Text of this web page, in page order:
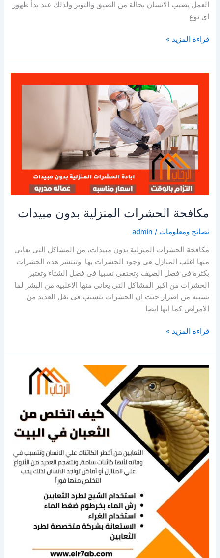
العمل يصيب الانسان بحالة من الضيق والتوتر ولذلك عند بدأ ظهور
اى نوع
القضاء
الحشرات
نهائيا
قراءة المزيد »
مكافحة الحشرات المنزلية بدون مبيدات
نصائح ومعلومات /
admin
مكافحة الحشرات المنزلية بدون مبيدات، من المشاكل التى تعانى
منها اغلب المنازل هى وجود الحشرات بها وتنتشر هذه الحشرات
بكثرة فى فصل الصيف وتختفى نسبيا فى فصل الشتاء وتعتبر
الحشرات من اكبر المشاكل التى يعانى منها الاغلبية من البشر لما
تسببه من اضرار حيث ان الحشرات تتسبب فى نقل العديد من
الامراض كما انها ايضا
مكافحة
المنزلية
بدون
قراءة المزيد »